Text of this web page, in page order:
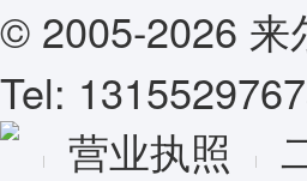
© 2005-2026 来
Tel:
营业执照